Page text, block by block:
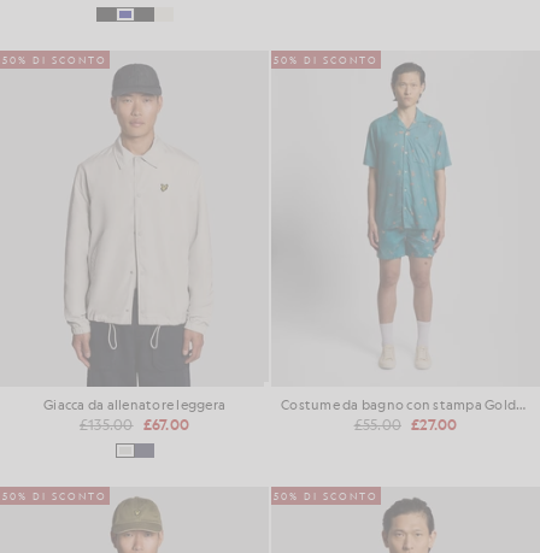
50% DI SCONTO
Giacca da allenatore leggera
£135.00 £67.00
50% DI SCONTO
Costume da bagno con stampa Goldfish
£55.00 £27.00
50% DI SCONTO 50% DI SCONTO